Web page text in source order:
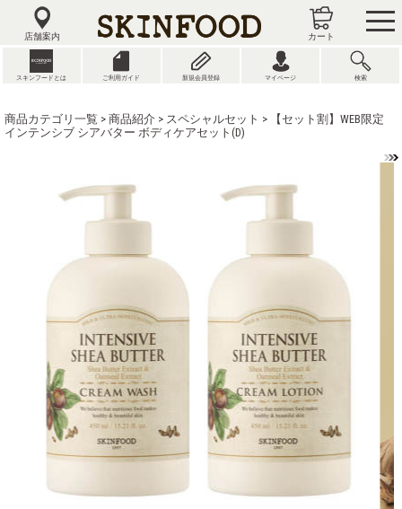
店舗案内 カート
スキンフードとは ご利用ガイド 新規会員登録 マイページ 検索
商品カテゴリ一覧 > 商品紹介 > スペシャルセット > 【セット割】WEB限定
インテンシブ シアバター ボディケアセット(D)